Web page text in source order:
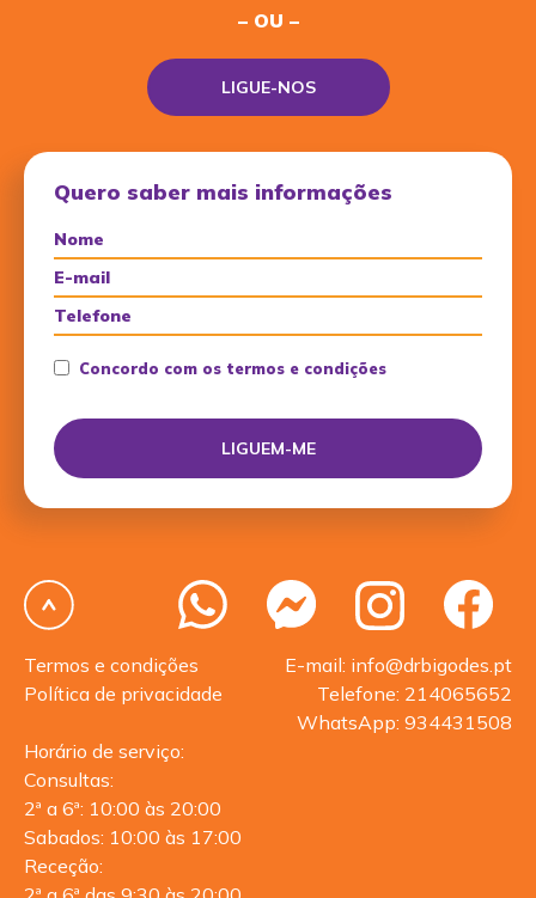
– OU –
LIGUE-NOS
Quero saber mais informações
Concordo com os termos e condições
Termos e condições
Política de privacidade
E-mail: info@drbigodes.pt
Telefone: 214065652
WhatsApp: 934431508
Horário de serviço:
Consultas:
2ª a 6ª: 10:00 às 20:00
Sabados: 10:00 às 17:00
Receção: